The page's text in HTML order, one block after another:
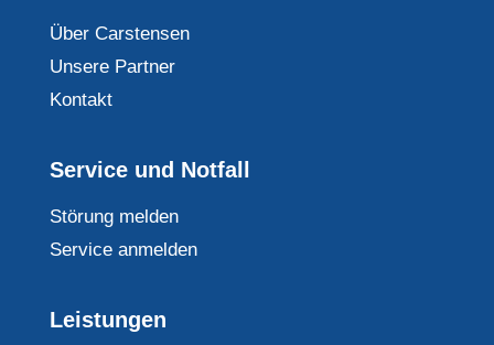
Über Carstensen
Unsere Partner
Kontakt
Service und Notfall
Störung melden
Service anmelden
Leistungen